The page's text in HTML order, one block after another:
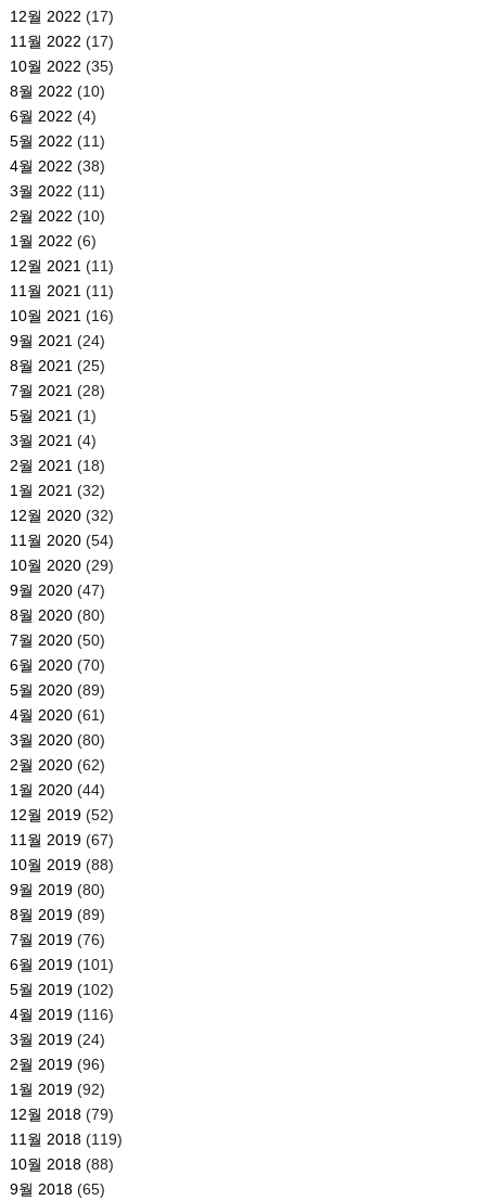
12월 2022 (17)
11월 2022 (17)
10월 2022 (35)
8월 2022 (10)
6월 2022 (4)
5월 2022 (11)
4월 2022 (38)
3월 2022 (11)
2월 2022 (10)
1월 2022 (6)
12월 2021 (11)
11월 2021 (11)
10월 2021 (16)
9월 2021 (24)
8월 2021 (25)
7월 2021 (28)
5월 2021 (1)
3월 2021 (4)
2월 2021 (18)
1월 2021 (32)
12월 2020(32)
11월 2020(54)
10월 2020(29)
9월 2020(47)
8월 2020(80)
7월 2020(50)
6월 2020(70)
5월 2020(89)
4월 2020(61)
3월 2020(80)
2월 2020(62)
1월 2020(44)
12월 2019(52)
11월 2019(67)
10월 2019(88)
9월 2019(80)
8월 2019(89)
7월 2019(76)
6월 2019(101)
5월 2019(102)
4월 2019(116)
3월 2019(24)
2월 2019(96)
1월 2019(92)
12월 2018(79)
11월 2018(119)
10월 2018(88)
9월 2018(65)